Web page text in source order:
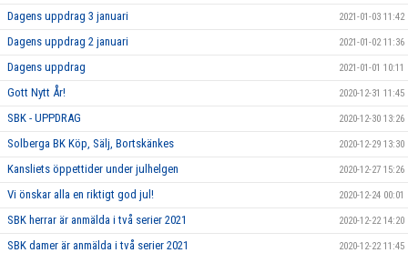
Dagens uppdrag 3 januari 2021-01-03 11:42
Dagens uppdrag 2 januari 2021-01-02 11:36
Dagens uppdrag 2021-01-01 10:11
Gott Nytt År! 2020-12-31 11:45
SBK - UPPDRAG 2020-12-30 13:26
Solberga BK Köp, Sälj, Bortskänkes 2020-12-29 13:30
Kansliets öppettider under julhelgen 2020-12-27 15:26
Vi önskar alla en riktigt god jul! 2020-12-24 00:01
SBK herrar är anmälda i två serier 2021 2020-12-22 14:20
SBK damer är anmälda i två serier 2021 2020-12-22 11:45